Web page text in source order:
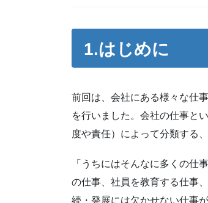
1.はじめに
前回は、会社にある様々な仕
を行いました。会社の仕事と
度や責任）によって分類する
「うちにはそんなに多くの仕
の仕事、社員を教育する仕事
続・発展には欠かせない仕事